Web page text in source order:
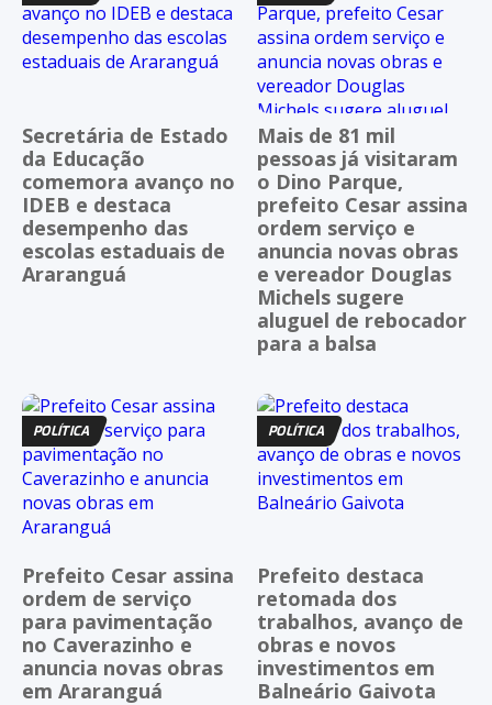
Secretária de Estado
da Educação
comemora avanço no
IDEB e destaca
desempenho das
escolas estaduais de
Araranguá
Mais de 81 mil
pessoas já visitaram
o Dino Parque,
prefeito Cesar assina
ordem serviço e
anuncia novas obras
e vereador Douglas
Michels sugere
aluguel de rebocador
para a balsa
POLÍTICA
Prefeito Cesar assina
ordem de serviço
para pavimentação
no Caverazinho e
anuncia novas obras
em Araranguá
POLÍTICA
Prefeito destaca
retomada dos
trabalhos, avanço de
obras e novos
investimentos em
Balneário Gaivota